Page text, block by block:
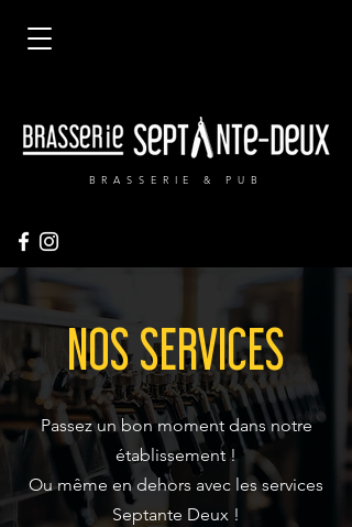
BRASSERIE & PUB
NOS SERVICES
Passez un bon moment dans notre
établissement !
Ou même en dehors avec les services
Septante Deux !